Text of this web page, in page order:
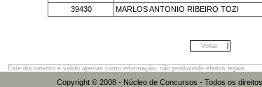
39430
MARLOS ANTONIO RIBEIRO TOZI
Voltar
Este documento é válido apenas como informação, não produzindo efeitos legais.
Copyright © 2008 - Núcleo de Concursos - Todos os